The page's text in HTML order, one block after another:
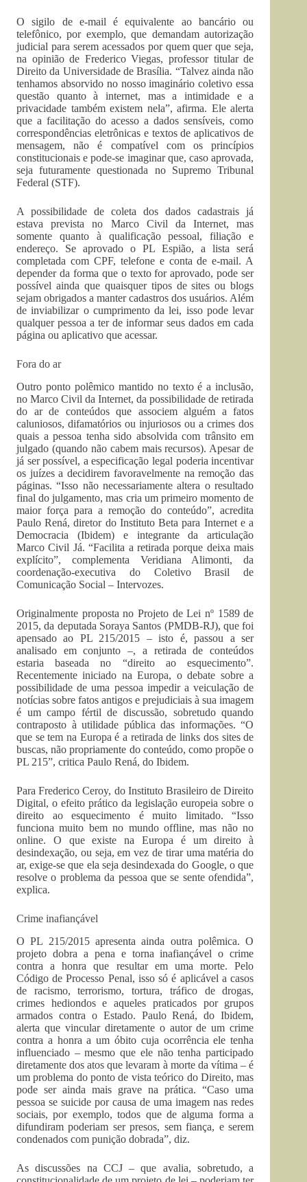
O sigilo de e-mail é equivalente ao bancário ou
telefônico, por exemplo, que demandam autorização
judicial para serem acessados por quem quer que seja,
na opinião de Frederico Viegas, professor titular de
Direito da Universidade de Brasília. “Talvez ainda não
tenhamos absorvido no nosso imaginário coletivo essa
questão quanto à internet, mas a intimidade e a
privacidade também existem nela”, afirma. Ele alerta
que a facilitação do acesso a dados sensíveis, como
correspondências eletrônicas e textos de aplicativos de
mensagem, não é compatível com os princípios
constitucionais e pode-se imaginar que, caso aprovada,
seja futuramente questionada no Supremo Tribunal
Federal (STF).
A possibilidade de coleta dos dados cadastrais já
estava prevista no Marco Civil da Internet, mas
somente quanto à qualificação pessoal, filiação e
endereço. Se aprovado o PL Espião, a lista será
completada com CPF, telefone e conta de e-mail. A
depender da forma que o texto for aprovado, pode ser
possível ainda que quaisquer tipos de sites ou blogs
sejam obrigados a manter cadastros dos usuários. Além
de inviabilizar o cumprimento da lei, isso pode levar
qualquer pessoa a ter de informar seus dados em cada
página ou aplicativo que acessar.
Fora do ar
Outro ponto polêmico mantido no texto é a inclusão,
no Marco Civil da Internet, da possibilidade de retirada
do ar de conteúdos que associem alguém a fatos
caluniosos, difamatórios ou injuriosos ou a crimes dos
quais a pessoa tenha sido absolvida com trânsito em
julgado (quando não cabem mais recursos). Apesar de
já ser possível, a especificação legal poderia incentivar
os juízes a decidirem favoravelmente na remoção das
páginas. “Isso não necessariamente altera o resultado
final do julgamento, mas cria um primeiro momento de
maior força para a remoção do conteúdo”, acredita
Paulo Rená, diretor do Instituto Beta para Internet e a
Democracia (Ibidem) e integrante da articulação
Marco Civil Já. “Facilita a retirada porque deixa mais
explícito”, complementa Veridiana Alimonti, da
coordenação-executiva do Coletivo Brasil de
Comunicação Social – Intervozes.
Originalmente proposta no Projeto de Lei nº 1589 de
2015, da deputada Soraya Santos (PMDB-RJ), que foi
apensado ao PL 215/2015 – isto é, passou a ser
analisado em conjunto –, a retirada de conteúdos
estaria baseada no “direito ao esquecimento”.
Recentemente iniciado na Europa, o debate sobre a
possibilidade de uma pessoa impedir a veiculação de
notícias sobre fatos antigos e prejudiciais à sua imagem
é um campo fértil de discussão, sobretudo quando
contraposto à utilidade pública das informações. “O
que se tem na Europa é a retirada de links dos sites de
buscas, não propriamente do conteúdo, como propõe o
PL 215”, critica Paulo Rená, do Ibidem.
Para Frederico Ceroy, do Instituto Brasileiro de Direito
Digital, o efeito prático da legislação europeia sobre o
direito ao esquecimento é muito limitado. “Isso
funciona muito bem no mundo offline, mas não no
online. O que existe na Europa é um direito à
desindexação, ou seja, em vez de tirar uma matéria do
ar, exige-se que ela seja desindexada do Google, o que
resolve o problema da pessoa que se sente ofendida”,
explica.
Crime inafiançável
O PL 215/2015 apresenta ainda outra polêmica. O
projeto dobra a pena e torna inafiançável o crime
contra a honra que resultar em uma morte. Pelo
Código de Processo Penal, isso só é aplicável a casos
de racismo, terrorismo, tortura, tráfico de drogas,
crimes hediondos e aqueles praticados por grupos
armados contra o Estado. Paulo Rená, do Ibidem,
alerta que vincular diretamente o autor de um crime
contra a honra a um óbito cuja ocorrência ele tenha
influenciado – mesmo que ele não tenha participado
diretamente dos atos que levaram à morte da vítima – é
um problema do ponto de vista teórico do Direito, mas
pode ser ainda mais grave na prática. “Caso uma
pessoa se suicide por causa de uma imagem nas redes
sociais, por exemplo, todos que de alguma forma a
difundiram poderiam ser presos, sem fiança, e serem
condenados com punição dobrada”, diz.
As discussões na CCJ – que avalia, sobretudo, a